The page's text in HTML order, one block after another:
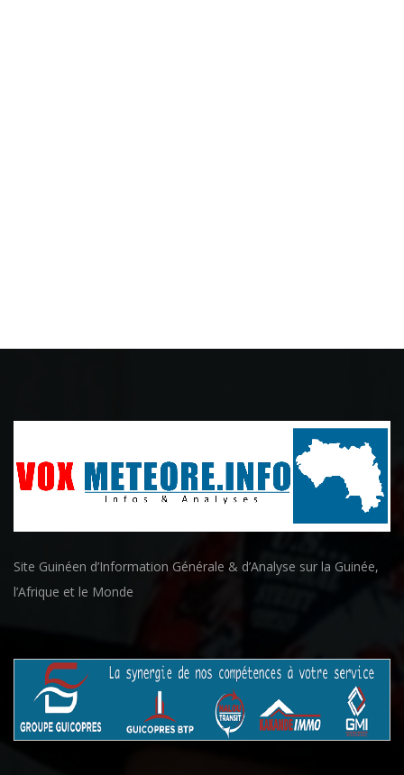
Site Guinéen d’Information Générale & d’Analyse sur la Guinée,
l’Afrique et le Monde